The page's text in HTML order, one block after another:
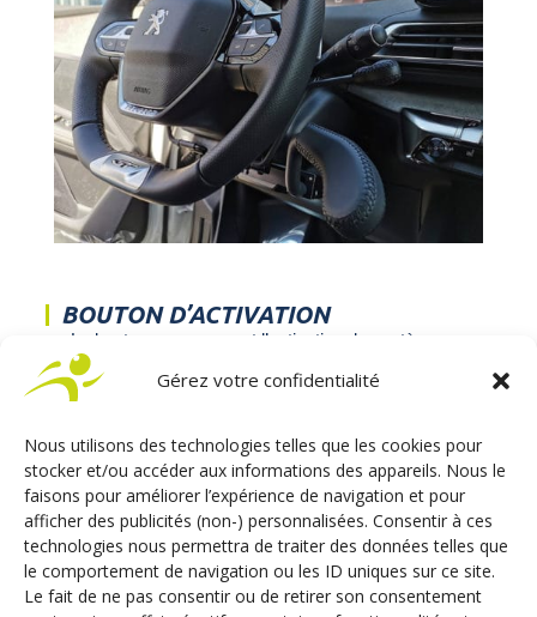
Gérez votre confidentialité
Nous utilisons des technologies telles que les cookies pour
stocker et/ou accéder aux informations des appareils. Nous le
faisons pour améliorer l’expérience de navigation et pour
afficher des publicités (non-) personnalisées. Consentir à ces
technologies nous permettra de traiter des données telles que
le comportement de navigation ou les ID uniques sur ce site.
Le fait de ne pas consentir ou de retirer son consentement
BOUTON D’ACTIVATION
Le bouton rouge permet l’activation du système
électronique d’accélération. L’activation de l’ACCEL III
entraîne automatiquement la mise en sécurité de la
freinage.
MANETTES D’ACCELERATION
En remplacement de la pédale d’accélérateur pied
droit, l’équipement ACCEL III offre une solution
alternative d’accélération au volant. Les manettes